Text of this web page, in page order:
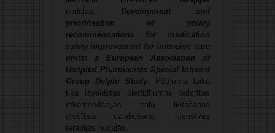
nodaļās: Development and
prioritisation of policy
recommendations for medication
safety improvement for intensive care
units: a European Association of
Hospital Pharmacists Special Interest
Group Delphi Study . Pētījuma laikā
tika izveidotas pierādījumos balstītas
rekomendācijas zāļu lietošanas
drošības uzlabošanai intensīvās
terapijas nodaļās.